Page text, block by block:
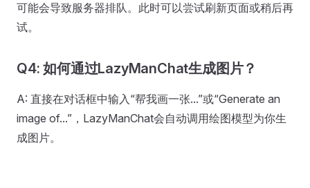
可能会导致服务器排队。此时可以尝试刷新页面或稍后再
试。
Q4: 如何通过LazyManChat生成图片？
A: 直接在对话框中输入“帮我画一张...”或“Generate an
image of...”，LazyManChat会自动调用绘图模型为你生
成图片。